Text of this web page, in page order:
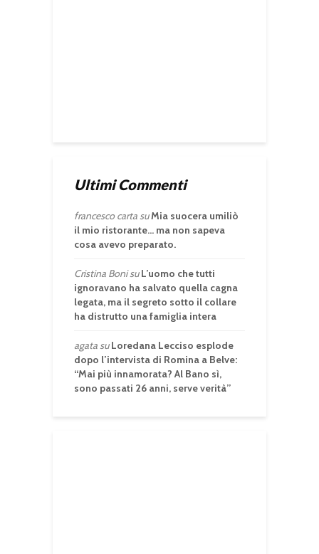
Ultimi Commenti
francesco cartasuMia suocera umiliò
il mio ristorante… ma non sapeva
cosa avevo preparato.
Cristina BonisuL’uomo che tutti
ignoravano ha salvato quella cagna
legata, ma il segreto sotto il collare
ha distrutto una famiglia intera
agatasuLoredana Lecciso esplode
dopo l’intervista di Romina a Belve:
“Mai più innamorata? Al Bano sì,
sono passati 26 anni, serve verità”